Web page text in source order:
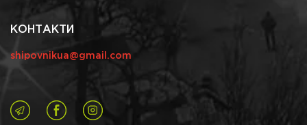
КОНТАКТИ
shipovnikua@gmail.com